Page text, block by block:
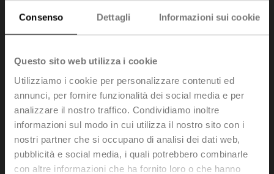
Consenso Dettagli Informazioni sui cookie
Questo sito web utilizza i cookie
Utilizziamo i cookie per personalizzare contenuti ed
annunci, per fornire funzionalità dei social media e per
analizzare il nostro traffico. Condividiamo inoltre
informazioni sul modo in cui utilizza il nostro sito con i
nostri partner che si occupano di analisi dei dati web,
pubblicità e social media, i quali potrebbero combinarle
con altre informazioni che ha fornito loro o che hanno
ZSFK-14
Adattatore perno, scanalatura a cuneo, ø14x5x55 mm